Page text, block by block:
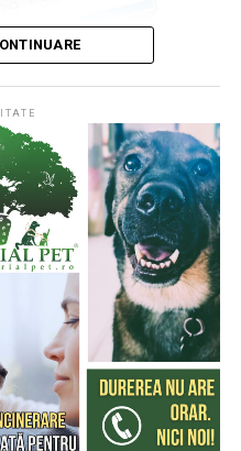
august
la această dată, monahul
spuma unei băuturi
de Champagne (o
care a devenit
numele
au cucerit Gibraltarul,